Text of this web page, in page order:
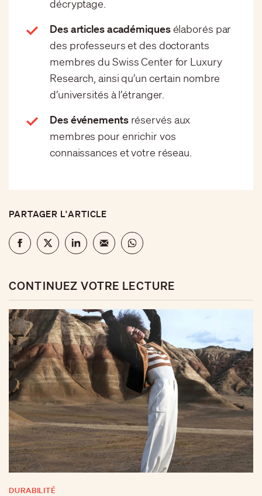
décryptage.
Des articles académiquesélaborés par
des professeurs et des doctorants
membres du Swiss Center for Luxury
Research, ainsi qu’un certain nombre
d’universités à l’étranger.
Des événementsréservés aux
membres pour enrichir vos
connaissances et votre réseau.
PARTAGER L'ARTICLE
CONTINUEZ VOTRE LECTURE
DURABILITÉ